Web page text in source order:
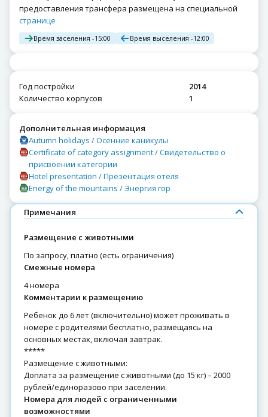
предоставления трансфера размещена на специальной
странице
Время заселения -15:00 Время выселения -12:00
Год постройки
2014
Количество корпусов
1
Дополнительная информация
Autumn holidays / Осенние каникулы
Certificate of category assignment / Свидетельство о
присвоении категории
Hotel presentation / Презентация отеля
Energy of the mountains / Энергия гор
Примечания
Размещение с животными
по запросу, платно (есть ограничения)
Смежные номера
4 номера
Комментарии к размещению
Ребенок до 6 лет (включительно) может проживать в
номере с родителями бесплатно, размещаясь на
основных местах, включая завтрак.
*****
Размещение с животными:
Доплата за размещение с животными (до 15 кг) – 2000
рублей/единоразово при заселении.
Номера для людей с ограниченными
возможностями